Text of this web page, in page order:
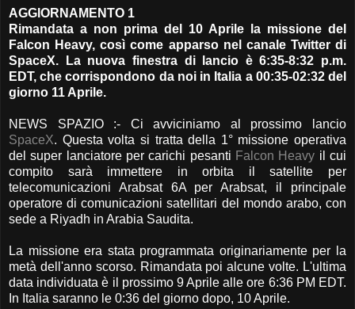
AGGIORNAMENTO 1
Rimandata a non prima del 10 Aprile la missione del
Falcon Heavy, così come apparso nel canale Twitter di
SpaceX. La nuova finestra di lancio è 6:35-8:32 p.m.
EDT, che corrispondono da noi in Italia a 00:35-02:32 del
giorno 11 Aprile.
NEWS SPAZIO :- Ci avviciniamo al prossimo lancio
SpaceX. Questa volta si tratta della 1° missione operativa
del super lanciatore per carichi pesanti Falcon Heavy il cui
compito sarà immettere in orbita il satellite per
telecomunicazioni Arabsat 6A per Arabsat, il principale
operatore di comunicazioni satellitari del mondo arabo, con
sede a Riyadh in Arabia Saudita.
La missione era stata programmata originariamente per la
metà dell'anno scorso. Rimandata poi alcune volte. L'ultima
data individuata è il prossimo 9 Aprile alle ore 6:36 PM EDT.
In Italia saranno le 0:36 del giorno dopo, 10 Aprile.